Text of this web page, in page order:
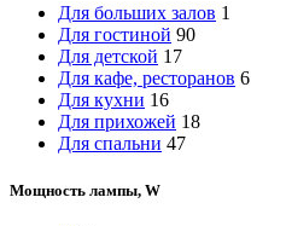
Для больших залов 1
Для гостиной 90
Для детской 17
Для кафе, ресторанов 6
Для кухни 16
Для прихожей 18
Для спальни 47
Мощность лампы, W